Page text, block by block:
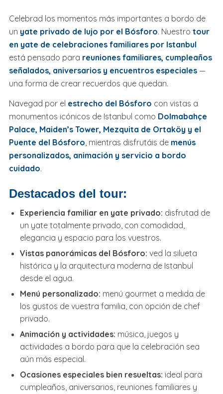
Celebrad los momentos más importantes a bordo de
un yate privado de lujo por el Bósforo. Nuestro tour
en yate de celebraciones familiares por Istanbul
está pensado para reuniones familiares, cumpleaños
señalados, aniversarios y encuentros especiales —
una forma de crear recuerdos que quedan.
Navegad por el estrecho del Bósforo con vistas a
monumentos icónicos de Istanbul como Dolmabahçe
Palace, Maiden’s Tower, Mezquita de Ortaköy y el
Puente del Bósforo, mientras disfrutáis de menús
personalizados, animación y servicio a bordo
cuidado.
Destacados del tour:
Experiencia familiar en yate privado: disfrutad de
un yate totalmente privado, con comodidad,
elegancia y espacio para los vuestros.
Vistas panorámicas del Bósforo: ved la silueta
histórica y la arquitectura moderna de Istanbul
desde el agua.
Menú personalizado: menú gourmet a medida de
los gustos de vuestra familia, con opción de chef
privado.
Animación y actividades: música, juegos y
actividades a bordo para que la celebración sea
aún más especial.
Ocasiones especiales bien resueltas: ideal para
cumpleaños, aniversarios, reuniones familiares y